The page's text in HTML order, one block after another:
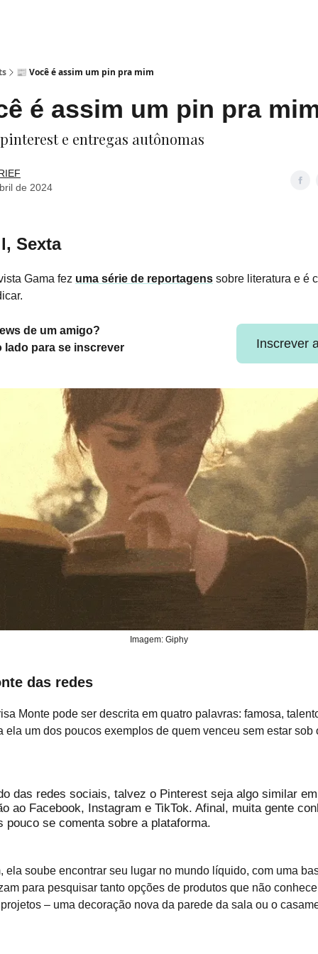
📰 Você é assim um pin pra mim
é assim um pin pra
e entregas autônomas
de 2024
Sexta
Gama fez uma série de reportagens sobre literatura e é
de um amigo?
lado para se inscrever
Inscrever
Imagem: Giphy
das redes
Monte pode ser descrita em quatro palavras: famosa,
ela um dos poucos exemplos de quem venceu sem estar sob
das redes sociais, talvez o Pinterest seja algo similar em
ao Facebook, Instagram e TikTok. Afinal, muita gente
pouco se comenta sobre a plataforma.
ela soube encontrar seu lugar no mundo líquido, com uma
para pesquisar tanto opções de produtos que não
– uma decoração nova da parede da sala ou o